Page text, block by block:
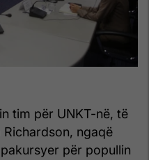
tim për UNKT-në, të
ngaqë
për popullin